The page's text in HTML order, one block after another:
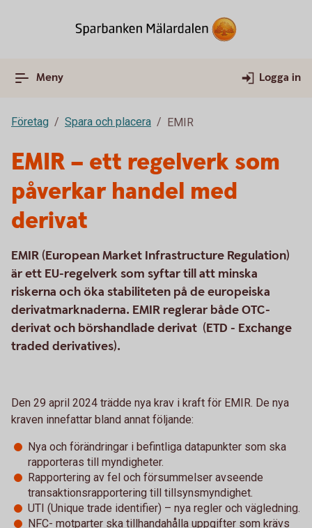
Meny Logga in
Företag Spara och placera EMIR
EMIR – ett regelverk som
påverkar handel med
derivat
EMIR (European Market Infrastructure Regulation)
är ett EU-regelverk som syftar till att minska
riskerna och öka stabiliteten på de europeiska
derivatmarknaderna. EMIR reglerar både OTC-
derivat och börshandlade derivat (ETD - Exchange
traded derivatives).
Den 29 april 2024 trädde nya krav i kraft för EMIR. De nya
kraven innefattar bland annat följande:
Nya och förändringar i befintliga datapunkter som ska
rapporteras till myndigheter.
Rapportering av fel och försummelser avseende
transaktionsrapportering till tillsynsmyndighet.
UTI (Unique trade identifier) – nya regler och vägledning.
NFC- motparter ska tillhandahålla uppgifter som krävs